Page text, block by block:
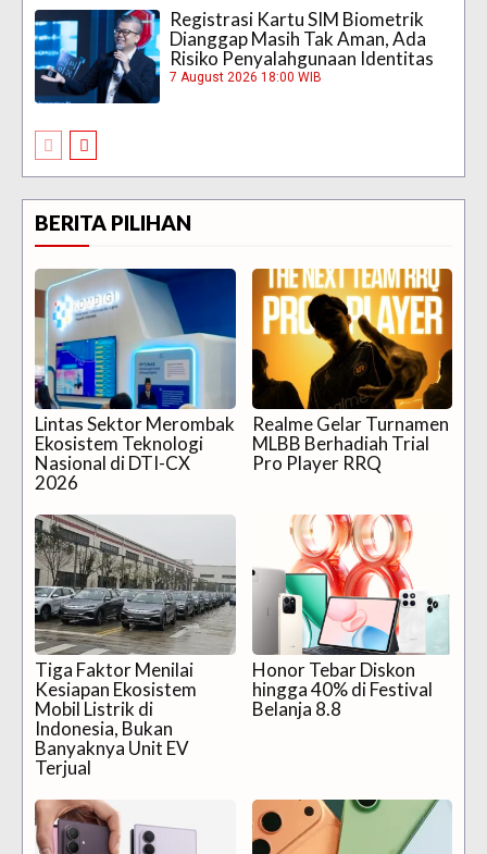
Registrasi Kartu SIM Biometrik
Dianggap Masih Tak Aman, Ada
Risiko Penyalahgunaan Identitas
7 August 2026 18:00 WIB
BERITA PILIHAN
Lintas Sektor Merombak
Ekosistem Teknologi
Nasional di DTI-CX
2026
Realme Gelar Turnamen
MLBB Berhadiah Trial
Pro Player RRQ
Tiga Faktor Menilai
Kesiapan Ekosistem
Mobil Listrik di
Indonesia, Bukan
Banyaknya Unit EV
Terjual
Honor Tebar Diskon
hingga 40% di Festival
Belanja 8.8